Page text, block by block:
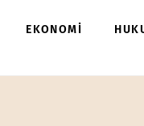
EKONOMİ